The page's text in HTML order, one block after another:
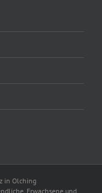
in Olching
Erwachsene und